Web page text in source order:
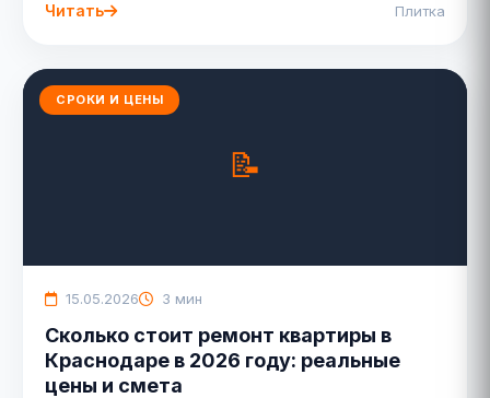
Читать Плитка
СРОКИ И ЦЕНЫ
15.05.2026 3 мин
Сколько стоит ремонт квартиры в
Краснодаре в 2026 году: реальные
цены и смета